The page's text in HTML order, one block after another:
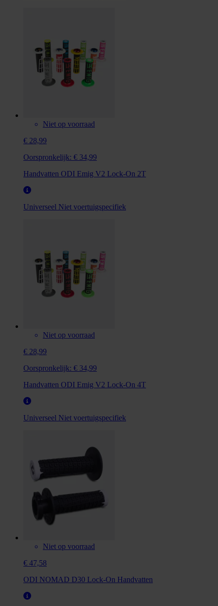
Niet op voorraad
€ 28,99
Oorspronkelijk: € 34,99
Handvatten ODI Emig V2 Lock-On 2T
Universeel Niet voertuigspecifiek
Niet op voorraad
€ 28,99
Oorspronkelijk: € 34,99
Handvatten ODI Emig V2 Lock-On 4T
Universeel Niet voertuigspecifiek
Niet op voorraad
€ 47,58
ODI NOMAD D30 Lock-On Handvatten